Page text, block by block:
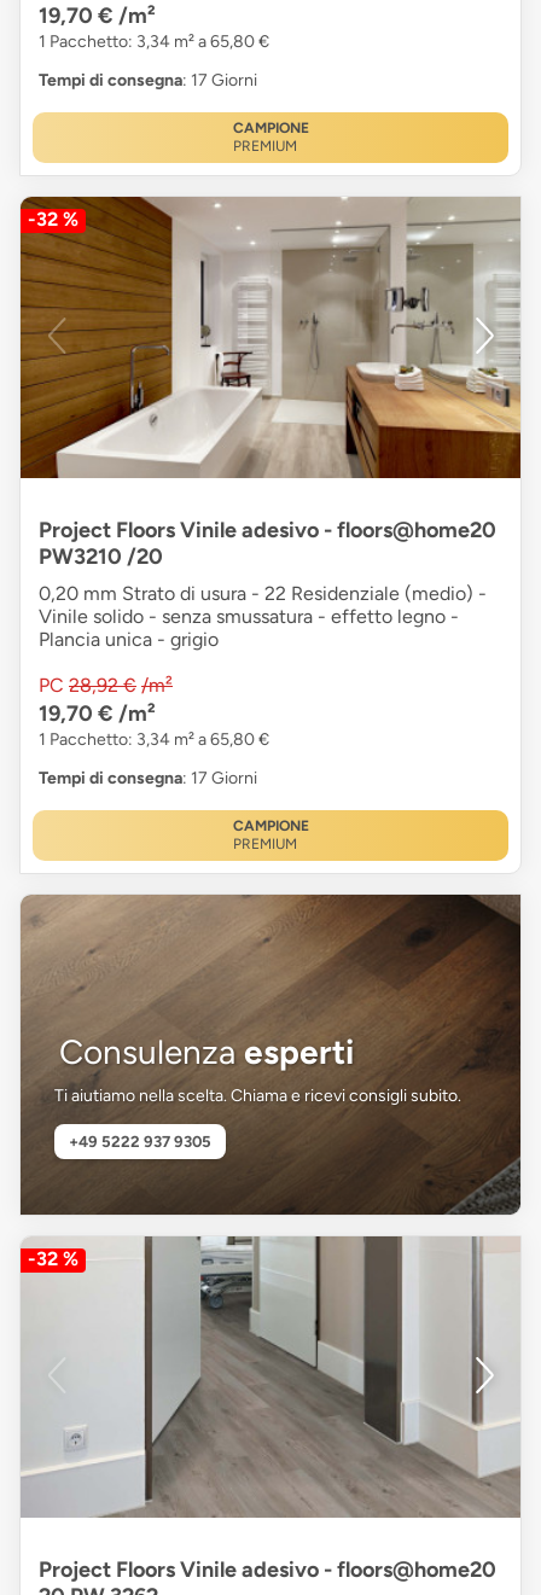
19,70 € /m²
1 Pacchetto: 3,34 m² a 65,80 €
Tempi di consegna: 17 Giorni
CAMPIONE
PREMIUM
-32 %
Project Floors Vinile adesivo - floors@home20
PW3210 /20
0,20 mm Strato di usura - 22 Residenziale (medio) -
Vinile solido - senza smussatura - effetto legno -
Plancia unica - grigio
PC 28,92 € /m²
19,70 € /m²
1 Pacchetto: 3,34 m² a 65,80 €
Tempi di consegna: 17 Giorni
CAMPIONE
PREMIUM
Consulenza esperti
Ti aiutiamo nella scelta. Chiama e ricevi consigli subito.
+49 5222 937 9305
-32 %
Project Floors Vinile adesivo - floors@home20